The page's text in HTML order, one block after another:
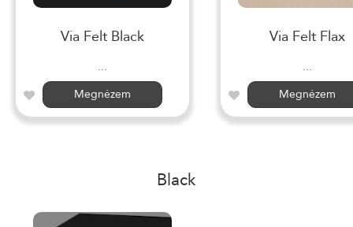
Via Felt Black
...
Megnézem
Via Felt Flax
...
Megnézem
Black